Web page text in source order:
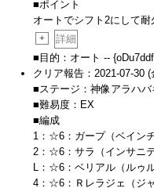
■ポイント
オートでシフト2にして耐
+
詳細
■目的：オート --
クリア報告：2021-07-30
■ステージ：神像アラハバ
■難易度：EX
■編成
1：☆6：ガープ（ベイン
2：☆6：サラ（インサニテ
L：☆6：ベリアル（ルゥ
4：☆6：Ｒレラジェ（ジ